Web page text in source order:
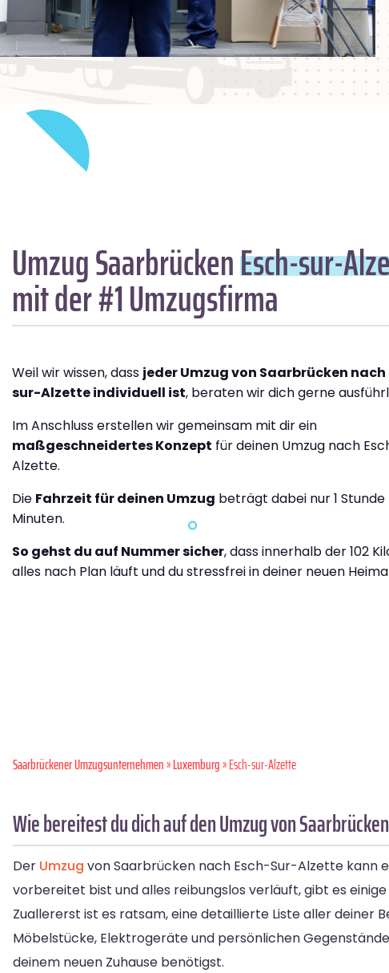
Umzug SaarbrückenEsch-sur-
mit der #1 Umzugsfirma
Weil wir wissen, dass jeder Umzug von Saarbrücken nach
sur-Alzette individuell ist, beraten wir dich gerne
Im Anschluss erstellen wir gemeinsam mit dir ein
maßgeschneidertes Konzept für deinen Umzug nach
Alzette.
Die Fahrzeit für deinen Umzug beträgt dabei nur 1 Stunde
Minuten.
So gehst du auf Nummer sicher, dass innerhalb der 102
alles nach Plan läuft und du stressfrei in deiner neuen
Saarbrückener Umzugsunternehmen»Luxemburg» Esch-sur-Alzette
Wie bereitest du dich auf den Umzug von
Der Umzug von Saarbrücken nach Esch-Sur-Alzette kann
vorbereitet bist und alles reibungslos verläuft, gibt es
Zuallererst ist es ratsam, eine detaillierte Liste aller deiner
Möbelstücke, Elektrogeräte und persönlichen
deinem neuen Zuhause benötigst.